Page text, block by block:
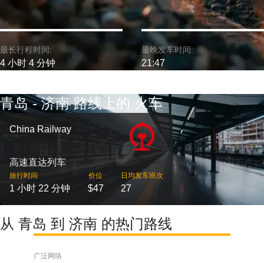
最长行程时间:
4 小时 4 分钟
最晚发车时间:
21:47
青岛 - 济南 路线上的 火车
China Railway
高速直达列车
旅行时间
1 小时 22 分钟
价位
$47
日均发车班次
27
从 青岛 到 济南 的热门路线
广泛网络